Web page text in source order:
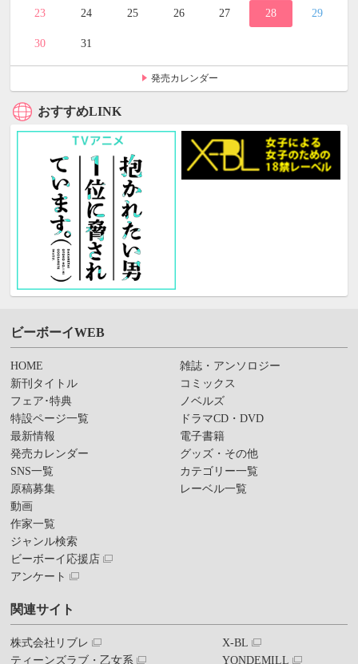
23 24 25 26 27 28 29
30 31
発売カレンダー
おすすめLINK
ビーボーイWEB
HOME
新刊タイトル
フェア･特典
特設ページ一覧
最新情報
発売カレンダー
SNS一覧
原稿募集
動画
作家一覧
ジャンル検索
ビーボーイ応援店
アンケート
雑誌・アンソロジー
コミックス
ノベルズ
ドラマCD・DVD
電子書籍
グッズ・その他
カテゴリー一覧
レーベル一覧
関連サイト
株式会社リブレ
ティーンズラブ・乙女系
X-BL
YONDEMILL